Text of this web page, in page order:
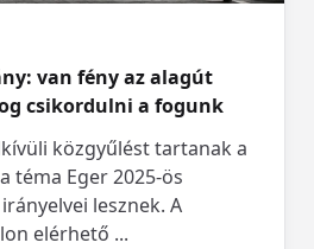
van fény az alagút
csikordulni a fogunk
közgyűlést tartanak a
téma Eger 2025-ös
lesznek. A
elérhető ...